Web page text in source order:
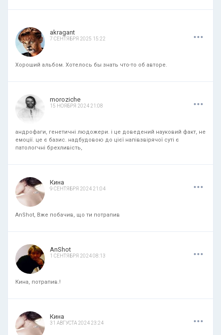
akragant
7 СЕНТЯБРЯ 2025 15:22 ...
Хороший альбом. Хотелось бы знать что-то об авторе.
moroziche
15 НОЯБРЯ 2024 21:08 ...
андрофаги, генетичні людожери. і це доведений науковий факт, не
емоції. це є базис. надбудовою до цієї напівзвірячої суті є
патологчні брехливість,
Кина
9 СЕНТЯБРЯ 2024 21:04 ...
AnShot, Вже побачив, що ти потрапив
AnShot
1 СЕНТЯБРЯ 2024 08:13 ...
Кина, потрапив.!
Кина
31 АВГУСТА 2024 23:24 ...